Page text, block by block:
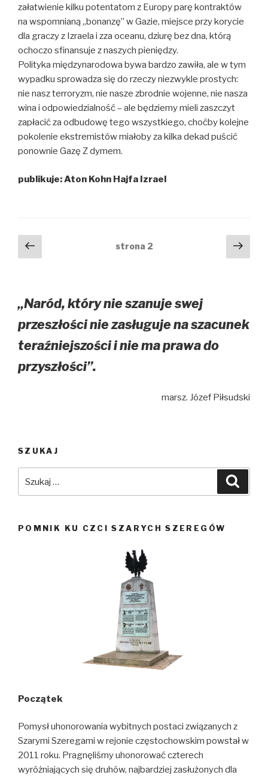
załatwienie kilku potentatom z Europy parę kontraktów
na wspomnianą „bonanzę” w Gazie, miejsce przy korycie
dla graczy z Izraela i zza oceanu, dziurę bez dna, którą
ochoczo sfinansuje z naszych pieniędzy.
Polityka międzynarodowa bywa bardzo zawiła, ale w tym
wypadku sprowadza się do rzeczy niezwykle prostych:
nie nasz terroryzm, nie nasze zbrodnie wojenne, nie nasza
wina i odpowiedzialność – ale będziemy mieli zaszczyt
zapłacić za odbudowę tego wszystkiego, choćby kolejne
pokolenie ekstremistów miałoby za kilka dekad puścić
ponownie Gazę Z dymem.
publikuje: Aton Kohn Hajfa Izrael
Nawigacja
postrona
strona 2
„Naród, który nie szanuje swej
przeszłości nie zasługuje na szacunek
teraźniejszości i nie ma prawa do
przyszłości”.
marsz. Józef Piłsudski
SZUKAJ
POMNIK KU CZCI SZARYCH SZEREGÓW
Początek
Pomysł uhonorowania wybitnych postaci związanych z
Szarymi Szeregami w rejonie częstochowskim powstał w
2011 roku. Pragnęliśmy uhonorować czterech
wyróżniających się druhów, najbardziej zasłużonych dla